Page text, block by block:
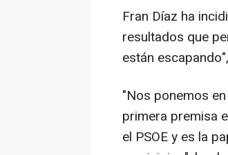
Fran Díaz ha
resultados que
están
"Nos ponemos
primera premisa
el PSOE y es la